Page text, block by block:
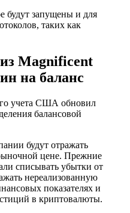
будут запущены и для
таких как
Magnificent
на баланс
учета США обновил
балансовой
будут отражать
цене. Прежние
списывать убытки от
нереализованную
показателях и
в криптовалюты.